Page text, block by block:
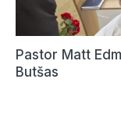
Pastor Matt
Butšas